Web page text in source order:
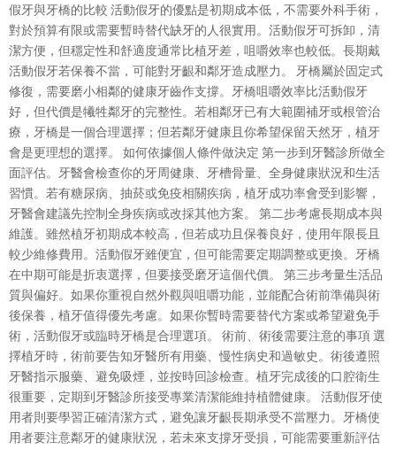
假牙與牙橋的比較 活動假牙的優點是初期成本低，不需要外科手術，
對於預算有限或需要暫時替代缺牙的人很實用。活動假牙可拆卸，清
潔方便，但穩定性和舒適度通常比植牙差，咀嚼效率也較低。長期戴
活動假牙若保養不當，可能對牙齦和鄰牙造成壓力。 牙橋屬於固定式
修復，需要磨小相鄰的健康牙齒作支撐。牙橋咀嚼效率比活動假牙
好，但代價是犧牲鄰牙的完整性。若相鄰牙已有大範圍補牙或根管治
療，牙橋是一個合理選擇；但若鄰牙健康且你希望保留天然牙，植牙
會是更理想的選擇。 如何依據個人條件做決定 第一步到牙醫診所做全
面評估。牙醫會檢查你的牙周健康、牙槽骨量、全身健康狀況和生活
習慣。若有糖尿病、抽菸或免疫相關疾病，植牙成功率會受到影響，
牙醫會建議先控制全身疾病或改採其他方案。 第二步考慮長期成本與
維護。雖然植牙初期成本較高，但若成功且保養良好，使用年限長且
較少維修費用。活動假牙雖便宜，但可能需要定期調整或更換。牙橋
在中期可能是折衷選擇，但要接受磨牙這個代價。 第三步考量生活品
質與偏好。如果你重視自然外觀與咀嚼功能，並能配合術前準備與術
後保養，植牙值得優先考慮。如果你暫時需要替代方案或希望避免手
術，活動假牙或臨時牙橋是合理選項。 術前、術後需要注意的事項 選
擇植牙時，術前要告知牙醫所有用藥、慢性病史和過敏史。術後遵照
牙醫指示服藥、避免吸煙，並按時回診檢查。植牙完成後的口腔衛生
很重要，定期到牙醫診所接受專業清潔能維持植體健康。 活動假牙使
用者則要學習正確清潔方式，避免讓牙齦長期承受不當壓力。牙橋使
用者要注意鄰牙的健康狀況，若未來支撐牙受損，可能需要重新評估